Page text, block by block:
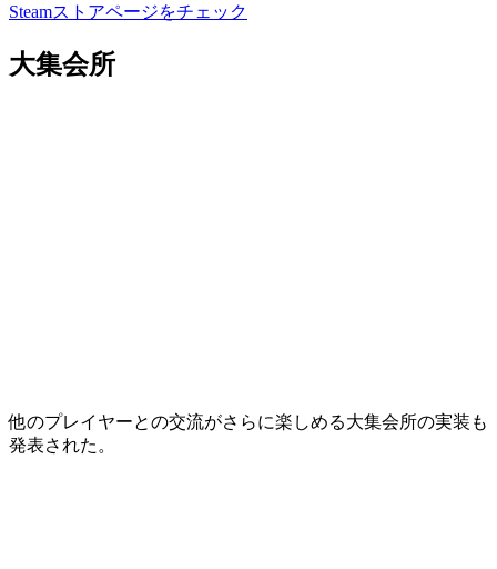
Steamストアページをチェック
大集会所
他のプレイヤーとの交流がさらに楽しめる大集会所の実装も
発表された。